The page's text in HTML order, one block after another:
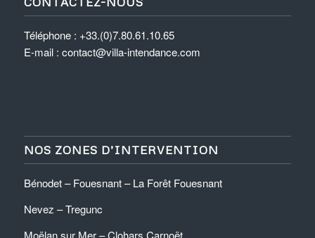
Téléphone : +33.(0)7.80.61.10.65
E-mail : contact@villa-intendance.com
NOS ZONES D’INTERVENTION
Bénodet – Fouesnant – La Forêt Fouesnant
Nevez – Tregunc
Moëlan sur Mer – Clohars Carnoët